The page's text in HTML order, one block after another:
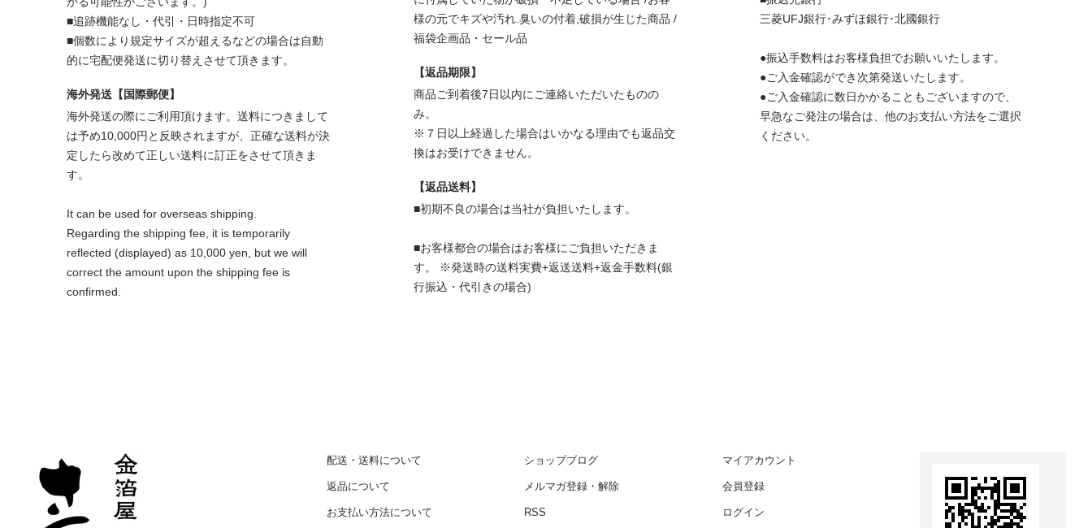
■追跡機能なし・代引・日時指定不可
■個数により規定サイズが超えるなどの場合は自動
的に宅配便発送に切り替えさせて頂きます。
海外発送【国際郵便】
海外発送の際にご利用頂けます。送料につきまして
は予め10,000円と反映されますが、正確な送料が決
定したら改めて正しい送料に訂正をさせて頂きま
す。
It can be used for overseas shipping.
Regarding the shipping fee, it is temporarily
reflected (displayed) as 10,000 yen, but we will
correct the amount upon the shipping fee is
confirmed.
様の元でキズや汚れ.臭いの付着,破損が生じた商品 /
福袋企画品・セール品
【返品期限】
商品ご到着後7日以内にご連絡いただいたものの
み。
※７日以上経過した場合はいかなる理由でも返品交
換はお受けできません。
【返品送料】
■初期不良の場合は当社が負担いたします。
■お客様都合の場合はお客様にご負担いただきま
す。 ※発送時の送料実費+返送送料+返金手数料(銀
行振込・代引きの場合)
三菱UFJ銀行･みずほ銀行･北國銀行
●振込手数料はお客様負担でお願いいたします。
●ご入金確認ができ次第発送いたします。
●ご入金確認に数日かかることもございますので、
早急なご発注の場合は、他のお支払い方法をご選択
ください。
配送・送料について
返品について
お支払い方法について
ショップブログ
メルマガ登録・解除
RSS
マイアカウント
会員登録
ログイン